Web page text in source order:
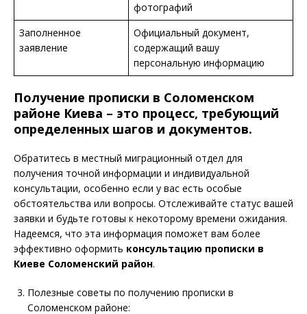
фотографий
Заполненное
заявление
Официальный документ,
содержащий вашу
персональную информацию
Получение прописки в Соломенском
районе Киева – это процесс, требующий
определенных шагов и документов.
Обратитесь в местный миграционный отдел для
получения точной информации и индивидуальной
консультации, особенно если у вас есть особые
обстоятельства или вопросы. Отслеживайте статус вашей
заявки и будьте готовы к некоторому времени ожидания.
Надеемся, что эта информация поможет вам более
эффективно оформить консультацию прописки в
Киеве Соломенский район.
Полезные советы по получению прописки в
Соломенском районе: